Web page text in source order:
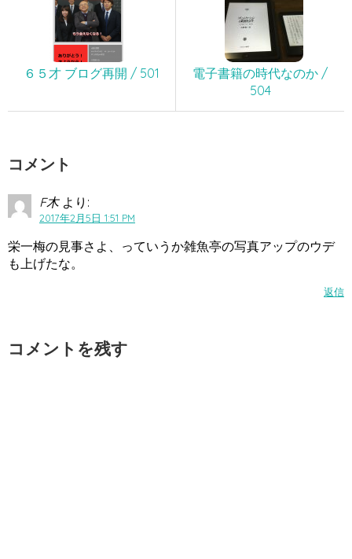
６５才 ブログ再開 / 501
電子書籍の時代なのか /
504
コメント
F木 より:
2017年2月5日 1:51 PM
栄一梅の見事さよ、っていうか雑魚亭の写真アップのウデ
も上げたな。
返信
コメントを残す